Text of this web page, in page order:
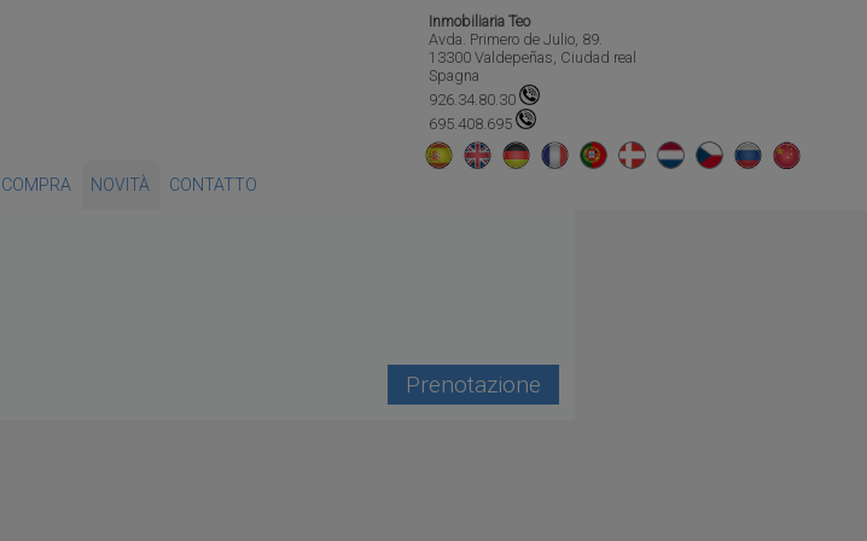
Inmobiliaria Teo
Avda. Primero de Julio, 89.
13300 Valdepeñas, Ciudad real
Spagna
926.34.80.30
695.408.695
COMPRA NOVITÀ CONTATTO